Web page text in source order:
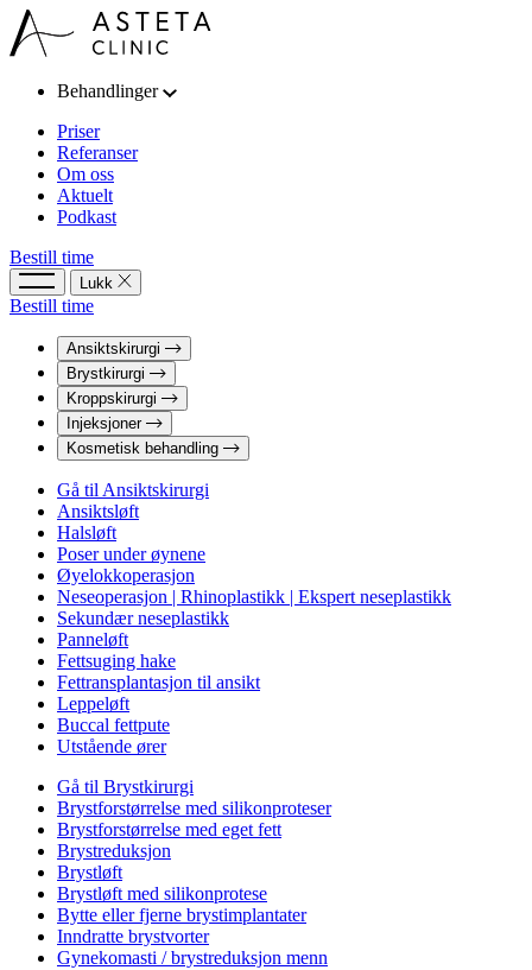
Behandlinger
Priser
Referanser
Om oss
Aktuelt
Podkast
Bestill time
Lukk
Bestill time
Ansiktskirurgi
Brystkirurgi
Kroppskirurgi
Injeksjoner
Kosmetisk behandling
Gå til Ansiktskirurgi
Ansiktsløft
Halsløft
Poser under øynene
Øyelokkoperasjon
Neseoperasjon | Rhinoplastikk | Ekspert neseplastikk
Sekundær neseplastikk
Panneløft
Fettsuging hake
Fettransplantasjon til ansikt
Leppeløft
Buccal fettpute
Utstående ører
Gå til Brystkirurgi
Brystforstørrelse med silikonproteser
Brystforstørrelse med eget fett
Brystreduksjon
Brystløft
Brystløft med silikonprotese
Bytte eller fjerne brystimplantater
Inndratte brystvorter
Gynekomasti / brystreduksjon menn